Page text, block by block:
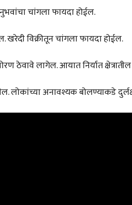
चांगला फायदा होईल.
विक्रीतून चांगला फायदा होईल.
ठेवावे लागेल. आयात निर्यात
लोकांच्या अनावश्यक बोलण्याकडे